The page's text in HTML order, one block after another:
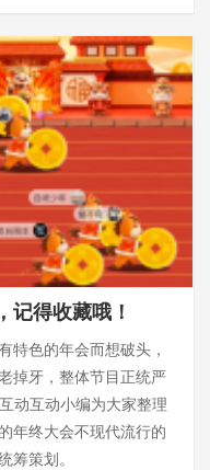
记得收藏哦！
特色的年会而想破头，
掉牙，整体节目正统严
动互动小编为大家整理
年终大会不现代流行的
策划。